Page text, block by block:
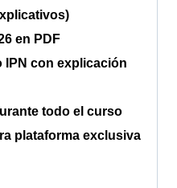
en PDF
IPN con explicación
todo el curso
plataforma exclusiva